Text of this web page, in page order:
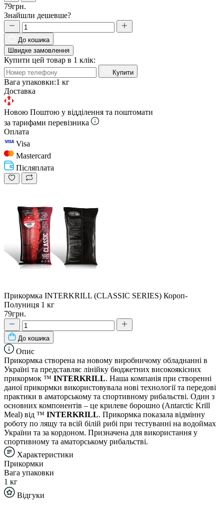
79грн.
Знайшли дешевше?
До кошика
Швидке замовлення
Купити цей товар в 1 клік:
Купити
Вага упаковки:1 кг
Доставка
Новою Поштою у відділення та поштомати
за тарифами перевізника
Оплата
Visa
Mastercard
Післяплата
Прикормка INTERKRILL (CLASSIC SERIES) Короп-
Полуниця 1 кг
79грн.
До кошика
Опис
Прикормка створена на новому виробничому обладнанні в
Україні та представляє лінійку бюджетних високоякісних
прикормок ™ INTERKRILL. Наша компанія при створенні
даної прикормки використовувала нові технології та передові
практики в аматорському та спортивному рибальстві. Один з
основних компонентів – це крилеве борошно (Antarctic Krill
Meal) від ™ INTERKRILL. Прикормка показала відмінну
роботу по лящу та всій білій рибі при тестуванні на водоймах
України та за кордоном. Призначена для використання у
спортивному та аматорському рибальстві.
Характеристики
Прикормки
Вага упаковки
1 кг
Відгуки